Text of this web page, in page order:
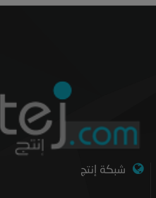
شبكة إنتج